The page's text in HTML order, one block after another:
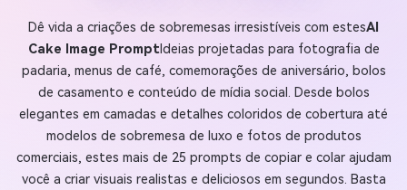
Dê vida a criações de sobremesas irresistíveis com estesAI
Cake Image PromptIdeias projetadas para fotografia de
padaria, menus de café, comemorações de aniversário, bolos
de casamento e conteúdo de mídia social. Desde bolos
elegantes em camadas e detalhes coloridos de cobertura até
modelos de sobremesa de luxo e fotos de produtos
comerciais, estes mais de 25 prompts de copiar e colar ajudam
você a criar visuais realistas e deliciosos em segundos. Basta